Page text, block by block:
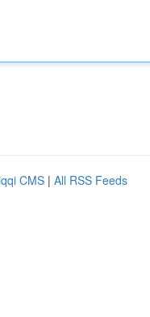
CMS | All RSS Feeds